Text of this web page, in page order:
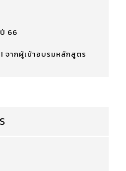
66
จากผู้เข้าอบรมหลักสูตร